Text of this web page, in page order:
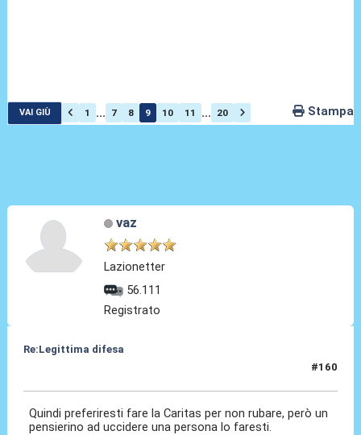
VAI GIÙ 1 ... 7 8 9 10 11 ... 20 Stampa
vaz
Lazionetter
56.111
Registrato
Re:Legittima difesa
#160
Quindi preferiresti fare la Caritas per non rubare, però un
pensierino ad uccidere una persona lo faresti.